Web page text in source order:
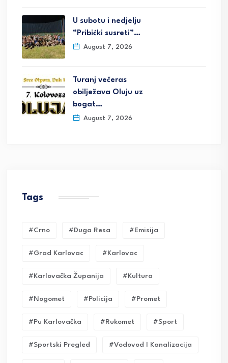
U subotu i nedjelju
“Pribićki susreti”…
August 7, 2026
Turanj večeras
obilježava Oluju uz
bogat…
August 7, 2026
Tags
#crno #duga Resa #emisija
#grad Karlovac #karlovac
#karlovačka Županija #kultura
#nogomet #policija #promet
#pu Karlovačka #rukomet #sport
#sportski Pregled #vodovod I Kanalizacija